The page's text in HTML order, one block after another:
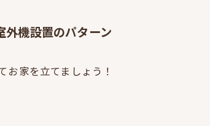
機設置のパターン
家を立てましょう！